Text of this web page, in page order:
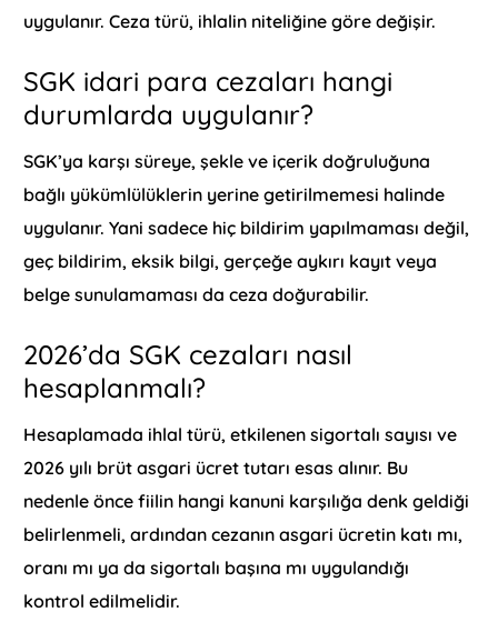
uygulanır. Ceza türü, ihlalin niteliğine göre değişir.
SGK idari para cezaları hangi
durumlarda uygulanır?
SGK’ya karşı süreye, şekle ve içerik doğruluğuna
bağlı yükümlülüklerin yerine getirilmemesi halinde
uygulanır. Yani sadece hiç bildirim yapılmaması değil,
geç bildirim, eksik bilgi, gerçeğe aykırı kayıt veya
belge sunulamaması da ceza doğurabilir.
2026’da SGK cezaları nasıl
hesaplanmalı?
Hesaplamada ihlal türü, etkilenen sigortalı sayısı ve
2026 yılı brüt asgari ücret tutarı esas alınır. Bu
nedenle önce fiilin hangi kanuni karşılığa denk geldiği
belirlenmeli, ardından cezanın asgari ücretin katı mı,
oranı mı ya da sigortalı başına mı uygulandığı
kontrol edilmelidir.